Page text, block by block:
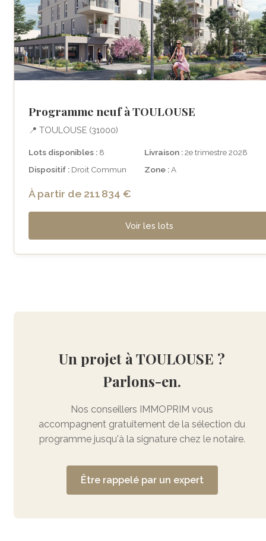
Programme neuf à TOULOUSE
📍 TOULOUSE (31000)
Lots disponibles : 8 Livraison :2e trimestre 2028
Dispositif : Droit Commun Zone :A
À partir de 211 834 €
Voir les lots
Un projet à TOULOUSE ?
Parlons-en.
Nos conseillers IMMOPRIM vous
accompagnent gratuitement de la sélection du
programme jusqu'à la signature chez le notaire.
Être rappelé par un expert